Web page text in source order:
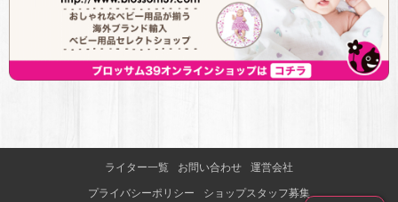
ライター一覧 お問い合わせ 運営会社
プライバシーポリシー ショップスタッフ募集